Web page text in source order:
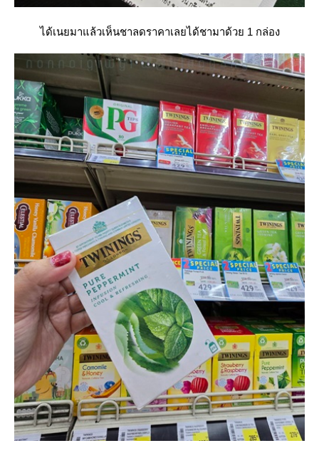
ได้เนยมาแล้วเห็นชาลดราคาเลยได้ชามาด้วย 1 กล่อง